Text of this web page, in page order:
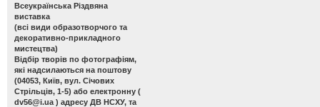
Всеукраїнська Різдвяна
виставка
(всі види образотворчого та
декоративно-прикладного
мистецтва)
Відбір творів по фотографіям,
які надсилаються на поштову
(04053, Київ, вул. Січових
Стрільців, 1-5) або електронну (
dv56@i.ua ) адресу ДВ НСХУ, та